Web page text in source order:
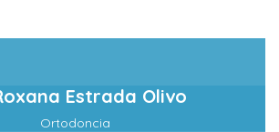
Estrada Olivo
Ortodoncia